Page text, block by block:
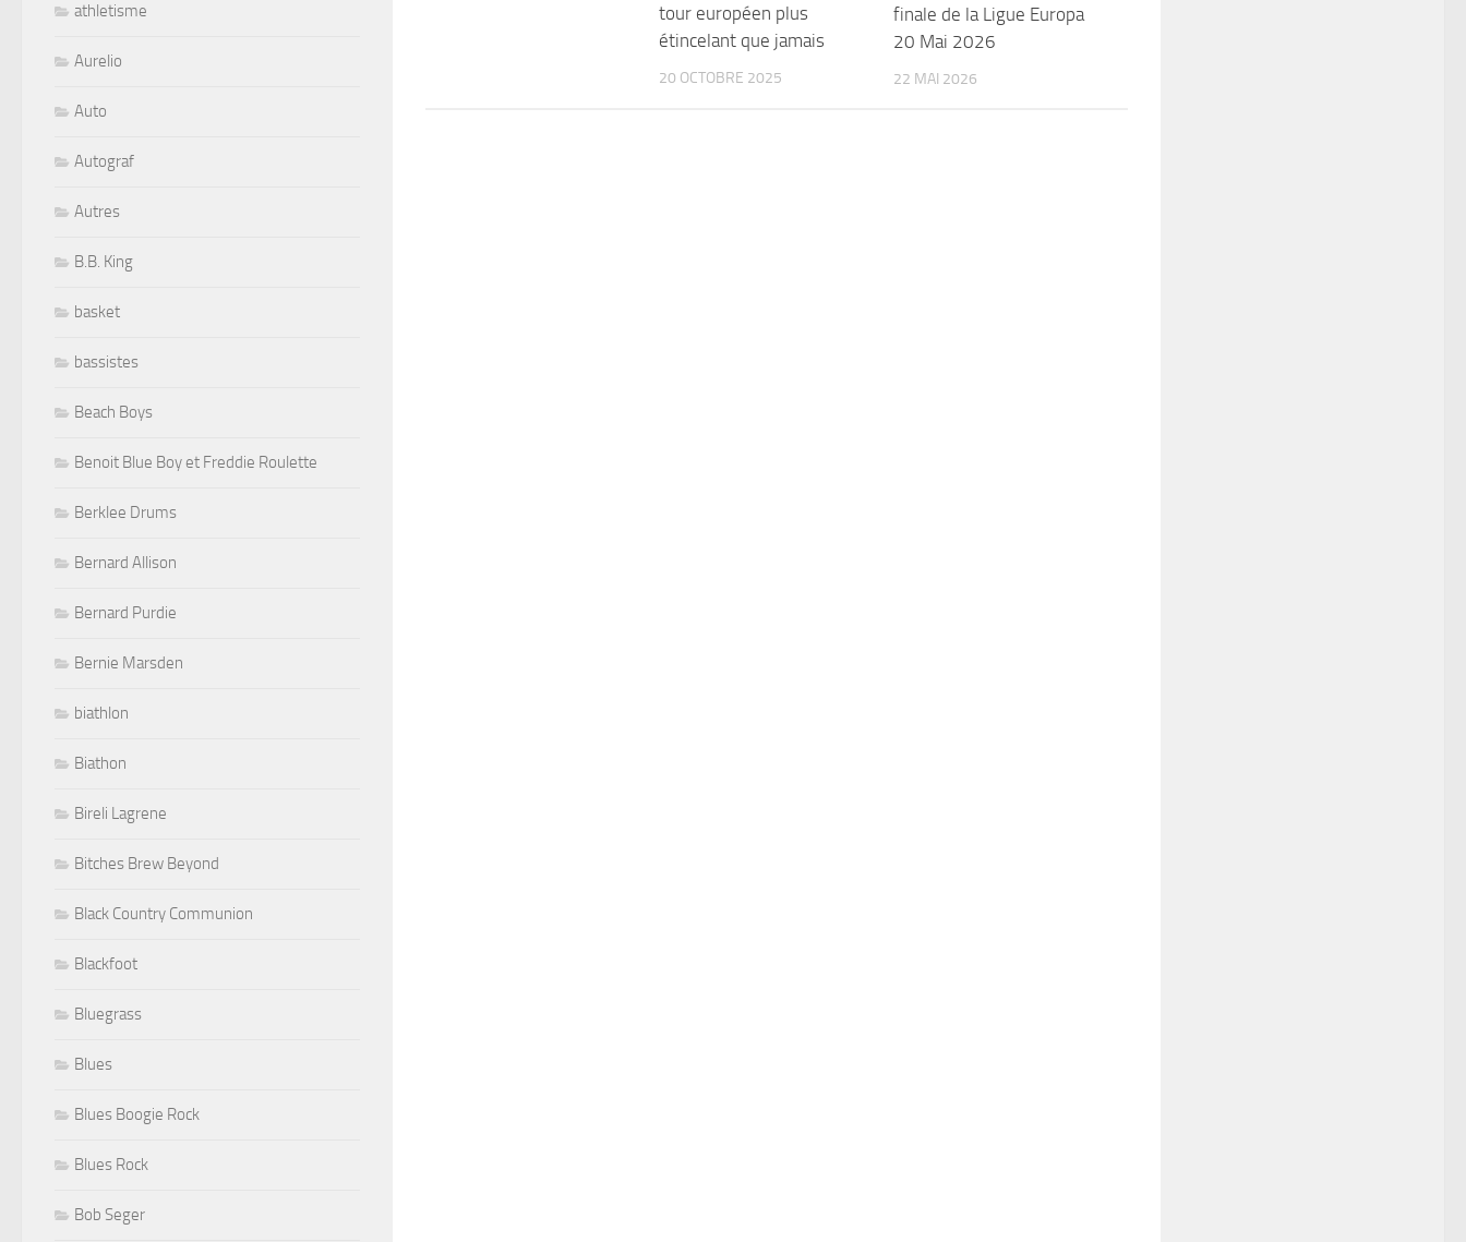
tour européen plus
étincelant que jamais
20 OCTOBRE 2025
finale de la Ligue Europa
20 Mai 2026
22 MAI 2026
athletisme
Aurelio
Auto
Autograf
Autres
B.B. King
basket
bassistes
Beach Boys
Benoit Blue Boy et Freddie Roulette
Berklee Drums
Bernard Allison
Bernard Purdie
Bernie Marsden
biathlon
Biathon
Bireli Lagrene
Bitches Brew Beyond
Black Country Communion
Blackfoot
Bluegrass
Blues
Blues Boogie Rock
Blues Rock
Bob Seger